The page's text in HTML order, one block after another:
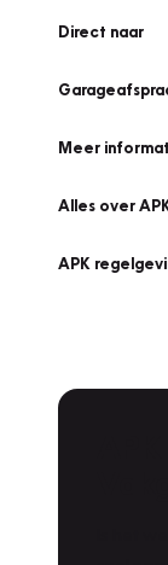
Direct naar
Meer
Alles over
APK